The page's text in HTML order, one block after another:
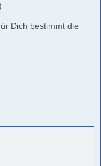
Dich bestimmt die